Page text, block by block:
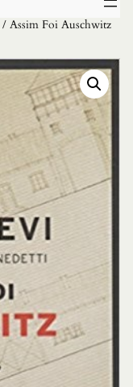
/ Assim Foi Auschwitz